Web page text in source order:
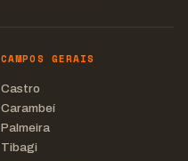
CAMPOS GERAIS
Castro
Carambeí
Palmeira
Tibagi